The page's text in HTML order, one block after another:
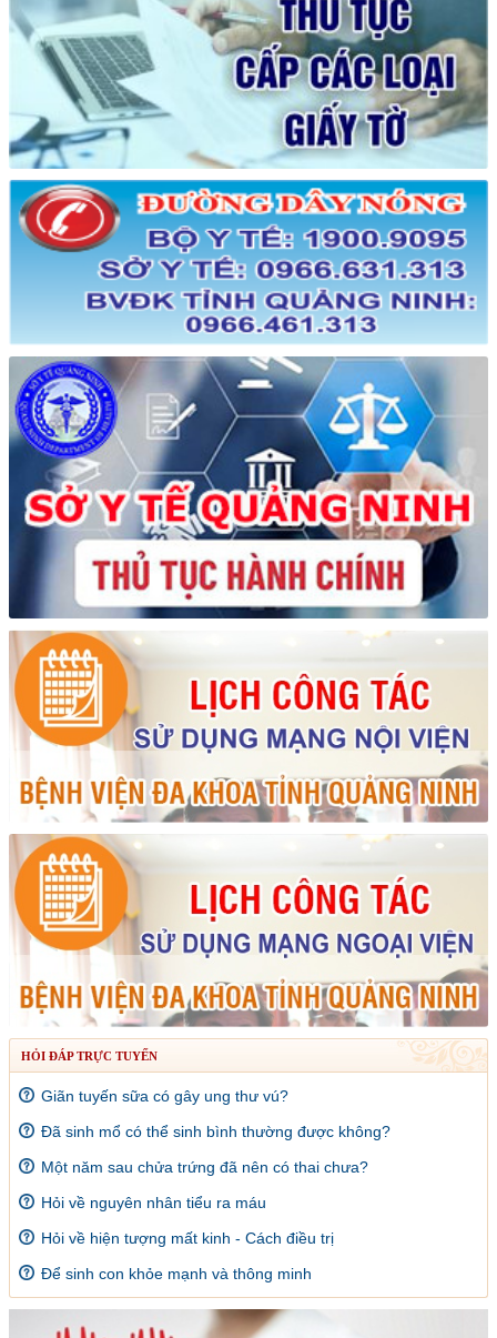
HỎI ĐÁP TRỰC TUYẾN
Giãn tuyến sữa có gây ung thư vú?
Đã sinh mổ có thể sinh bình thường được không?
Một năm sau chửa trứng đã nên có thai chưa?
Hỏi về nguyên nhân tiểu ra máu
Hỏi về hiện tượng mất kinh - Cách điều trị
Để sinh con khỏe mạnh và thông minh